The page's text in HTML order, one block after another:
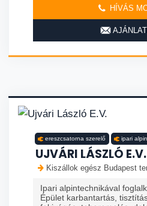
HÍVÁS
ereszcsatorna szerelő ipari
UJVÁRI LÁSZLÓ E.V.
Kiszállok egész Budapest
Ipari alpintechnikával
Épület karbantartás,